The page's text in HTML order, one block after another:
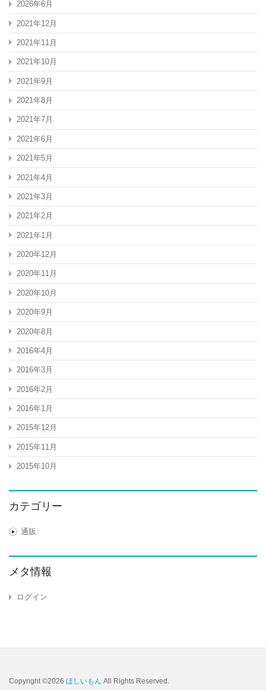
2026年6月
2021年12月
2021年11月
2021年10月
2021年9月
2021年8月
2021年7月
2021年6月
2021年5月
2021年4月
2021年3月
2021年2月
2021年1月
2020年12月
2020年11月
2020年10月
2020年9月
2020年8月
2016年4月
2016年3月
2016年2月
2016年1月
2015年12月
2015年11月
2015年10月
カテゴリー
通販
メタ情報
ログイン
Copyright ©2026 ほしいもん All Rights Reserved.